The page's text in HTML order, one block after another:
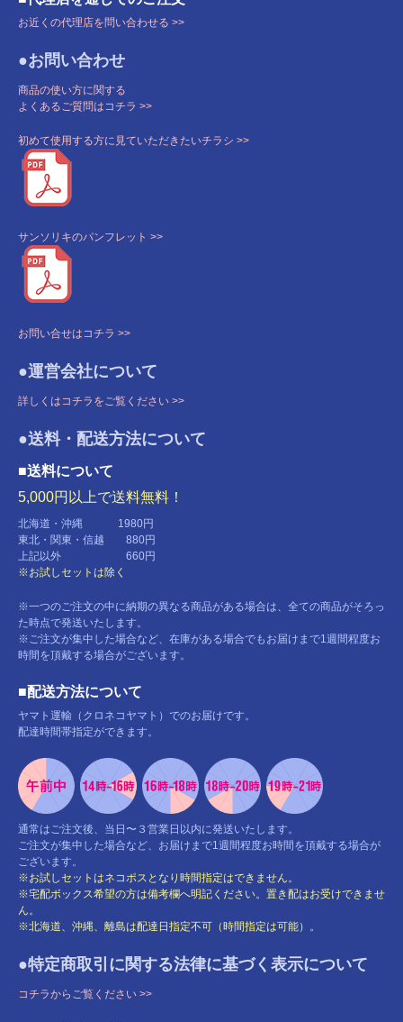
お近くの代理店を問い合わせる >>
●お問い合わせ
商品の使い方に関する
よくあるご質問はコチラ >>
初めて使用する方に見ていただきたいチラシ >>
サンソリキのパンフレット >>
お問い合せはコチラ >>
●運営会社について
詳しくはコチラをご覧ください >>
●送料・配送方法について
■送料について
5,000円以上で送料無料！
北海道・沖縄 1980円
東北・関東・信越 880円
上記以外 660円
※お試しセットは除く
※一つのご注文の中に納期の異なる商品がある場合は、全ての商品がそろっ
た時点で発送いたします。
※ご注文が集中した場合など、在庫がある場合でもお届けまで1週間程度お
時間を頂戴する場合がございます。
■配送方法について
ヤマト運輸（クロネコヤマト）でのお届けです。
配達時間帯指定ができます。
通常はご注文後、当日〜３営業日以内に発送いたします。
ご注文が集中した場合など、お届けまで1週間程度お時間を頂戴する場合が
ございます。
※お試しセットはネコポスとなり時間指定はできません。
※宅配ボックス希望の方は備考欄へ明記ください。置き配はお受けできませ
ん。
※北海道、沖縄、離島は配達日指定不可（時間指定は可能）。
●特定商取引に関する法律に基づく表示について
コチラからご覧ください >>